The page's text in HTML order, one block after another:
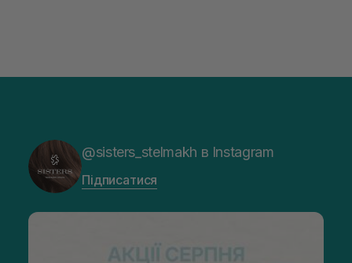
@sisters_stelmakh в Instagram
Підписатися